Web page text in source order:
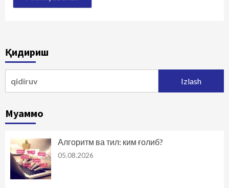
Қидириш
Муаммо
Алгоритм ва тил: ким ғолиб?
05.08.2026